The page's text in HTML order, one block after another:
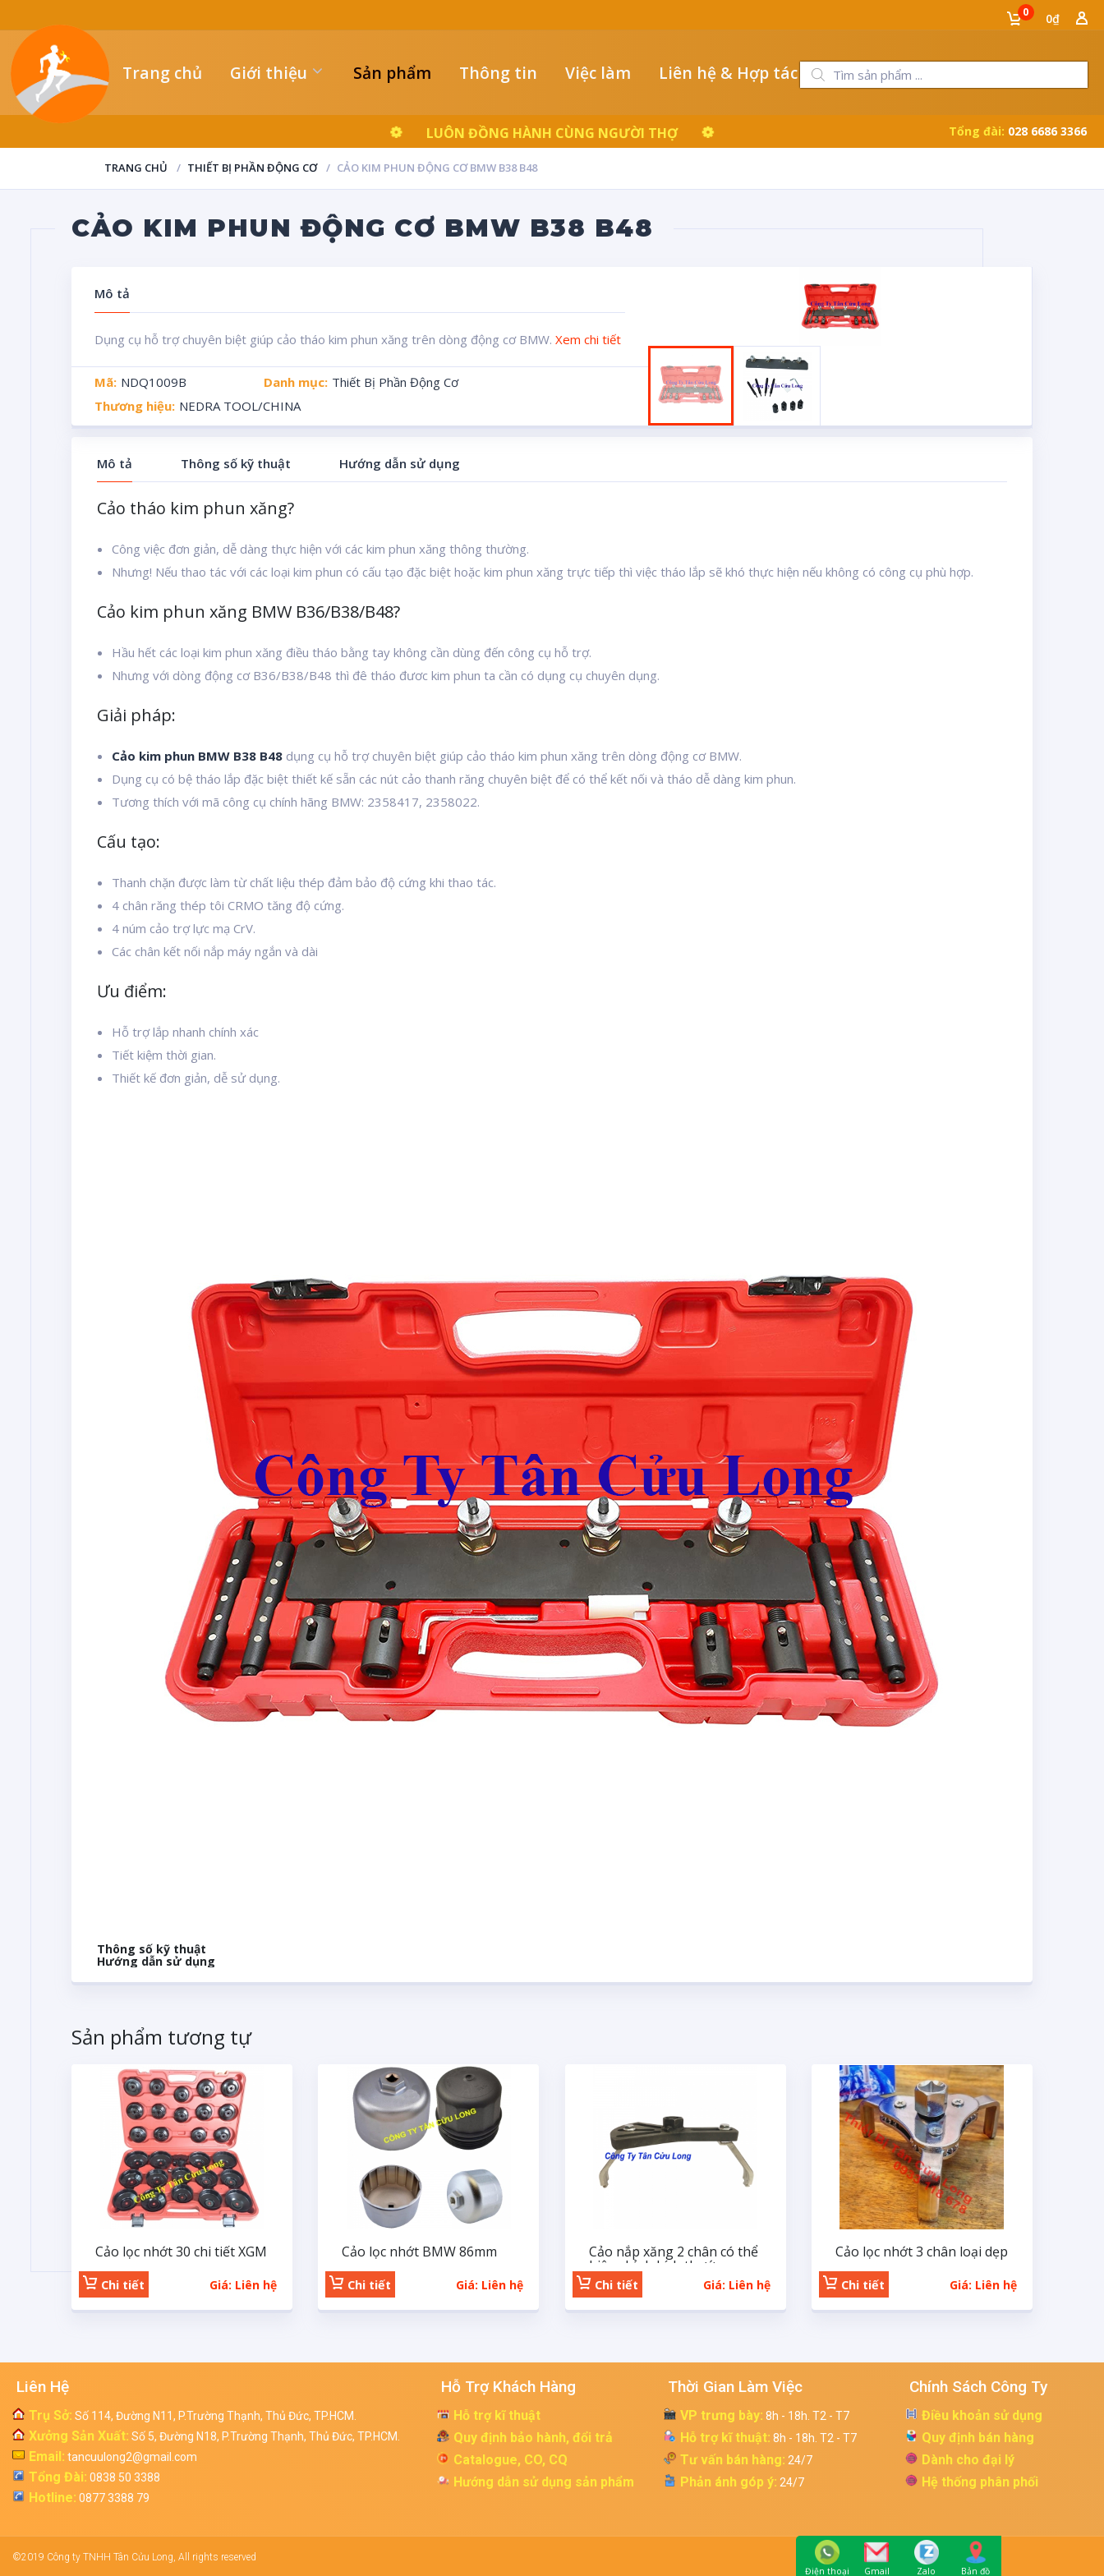
0 0₫
Trang chủ Giới thiệu Sản phẩm Thông tin Việc làm Liên hệ & Hợp tác
LUÔN ĐỒNG HÀNH CÙNG NGƯỜI THỢ Tổng đài: 028 6686 3366
TRANG CHỦ THIẾT BỊ PHẦN ĐỘNG CƠ CẢO KIM PHUN ĐỘNG CƠ BMW B38 B48
CẢO KIM PHUN ĐỘNG CƠ BMW B38 B48
Mô tả
Dụng cụ hỗ trợ chuyên biệt giúp cảo tháo kim phun xăng trên dòng động cơ BMW.Xem chi tiết
Mã: NDQ1009B Danh mục: Thiết Bị Phần Động Cơ
Thương hiệu: NEDRA TOOL/CHINA
Mô tả Thông số kỹ thuật Hướng dẫn sử dụng
Cảo tháo kim phun xăng?
Công việc đơn giản, dễ dàng thực hiện với các kim phun xăng thông thường.
Nhưng! Nếu thao tác với các loại kim phun có cấu tạo đặc biệt hoặc kim phun xăng trực tiếp thì việc tháo lắp sẽ khó thực hiện nếu không có công cụ phù hợp.
Cảo kim phun xăng BMW B36/B38/B48?
Hầu hết các loại kim phun xăng điều tháo bằng tay không cần dùng đến công cụ hỗ trợ.
Nhưng với dòng động cơ B36/B38/B48 thì đê tháo đươc kim phun ta cần có dụng cụ chuyên dụng.
Giải pháp:
Cảo kim phun BMW B38 B48 dụng cụ hỗ trợ chuyên biệt giúp cảo tháo kim phun xăng trên dòng động cơ BMW.
Dụng cụ có bệ tháo lắp đặc biệt thiết kế sẵn các nút cảo thanh răng chuyên biệt để có thể kết nối và tháo dễ dàng kim phun.
Tương thích với mã công cụ chính hãng BMW: 2358417, 2358022.
Cấu tạo:
Thanh chặn được làm từ chất liệu thép đảm bảo độ cứng khi thao tác.
4 chân răng thép tôi CRMO tăng độ cứng.
4 núm cảo trợ lực mạ CrV.
Các chân kết nối nắp máy ngắn và dài
Ưu điểm:
Hỗ trợ lắp nhanh chính xác
Tiết kiệm thời gian.
Thiết kế đơn giản, dễ sử dụng.
Thông số kỹ thuật
Hướng dẫn sử dụng
Sản phẩm tương tự
Cảo lọc nhớt 30 chi tiết XGM
Giá: Liên hệ
Chi tiết
Cảo lọc nhớt BMW 86mm
Giá: Liên hệ
Chi tiết
Cảo nắp xăng 2 chân có thể
hiệu chỉnh kích thước
Giá: Liên hệ
Chi tiết
Cảo lọc nhớt 3 chân loại dẹp
Giá: Liên hệ
Chi tiết
Liên Hệ
Trụ Sở: Số 114, Đường N11, P.Trường Thạnh, Thủ Đức, TP.HCM.
Xưởng Sản Xuất: Số 5, Đường N18, P.Trường Thạnh, Thủ Đức, TP.HCM.
Email: tancuulong2@gmail.com
Tổng Đài: 0838 50 3388
Hotline: 0877 3388 79
Hỗ Trợ Khách Hàng
Hỗ trợ kĩ thuật
Quy định bảo hành, đổi trả
Catalogue, CO, CQ
Hướng dẫn sử dụng sản phẩm
Thời Gian Làm Việc
VP trưng bày: 8h - 18h. T2 - T7
Hỗ trợ kĩ thuật: 8h - 18h. T2 - T7
Tư vấn bán hàng: 24/7
Phản ánh góp ý: 24/7
Chính Sách Công Ty
Điều khoản sử dụng
Quy định bán hàng
Dành cho đại lý
Hệ thống phân phối
Điện thoại Gmail Zalo Bản đồ
©2019 Công ty TNHH Tân Cửu Long, All rights reserved